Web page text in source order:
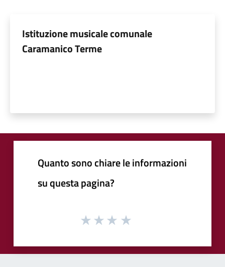
Istituzione musicale comunale
Caramanico Terme
Quanto sono chiare le informazioni
su questa pagina?